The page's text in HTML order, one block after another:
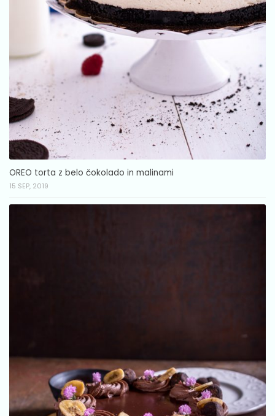
OREO torta z belo čokolado in malinami
15 SEP, 2019